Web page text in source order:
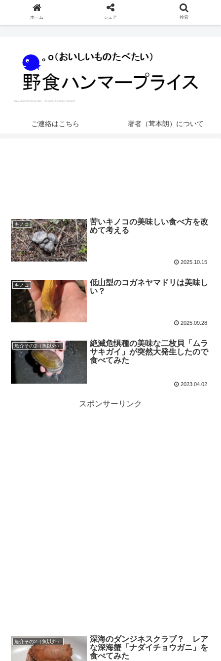
ご連絡はこちら 著者（茸本朗）について
キノコ
苦いキノコの美味しい食べ方を改
めて考える
2025.10.15
キノコ
低山型のコガネヤマドリは美味し
い？
2025.09.28
魚介その2（魚以外）
絶滅危惧種の美味な二枚貝「ムラ
サキガイ」が突然大発生したので
食べてみた
2023.04.02
スポンサーリンク
魚介その2（魚以外）
深海のダンジネスクラブ？ レア
な深海蟹「ナダイチョウガニ」を
食べてみた
ホーム シェア 検索